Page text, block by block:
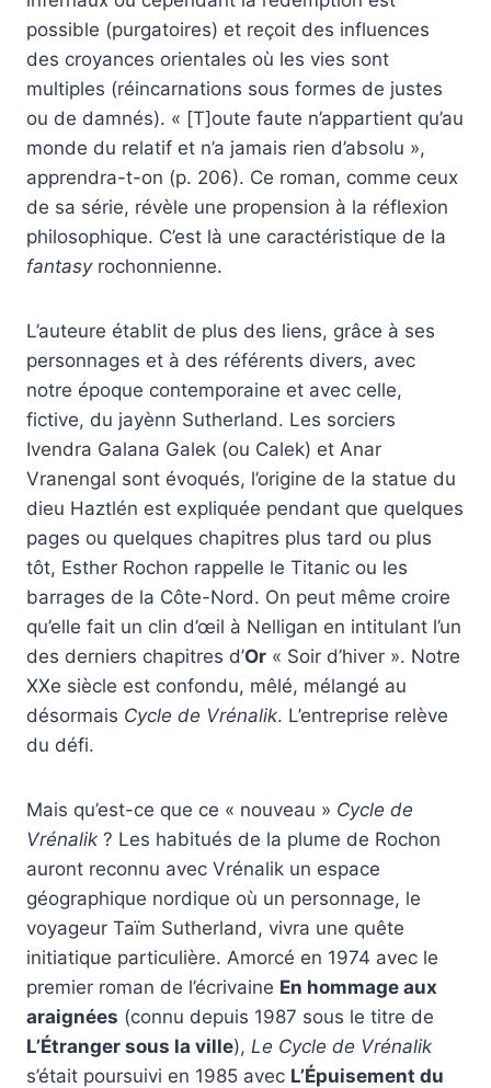
possible (purgatoires) et reçoit des influences
des croyances orientales où les vies sont
multiples (réincarnations sous formes de justes
ou de damnés). « [T]oute faute n’appartient qu’au
monde du relatif et n’a jamais rien d’absolu »,
apprendra-t-on (p. 206). Ce roman, comme ceux
de sa série, révèle une propension à la réflexion
philosophique. C’est là une caractéristique de la
fantasyrochonnienne.
L’auteure établit de plus des liens, grâce à ses
personnages et à des référents divers, avec
notre époque contemporaine et avec celle,
fictive, du jayènn Sutherland. Les sorciers
Ivendra Galana Galek (ou Calek) et Anar
Vranengal sont évoqués, l’origine de la statue du
dieu Haztlén est expliquée pendant que quelques
pages ou quelques chapitres plus tard ou plus
tôt, Esther Rochon rappelle le Titanic ou les
barrages de la Côte-Nord. On peut même croire
qu’elle fait un clin d’œil à Nelligan en intitulant l’un
des derniers chapitres d’Or « Soir d’hiver ». Notre
XXe siècle est confondu, mêlé, mélangé au
désormais Cycle de Vrénalik. L’entreprise relève
du défi.
Mais qu’est-ce que ce « nouveau » Cycle de
Vrénalik ? Les habitués de la plume de Rochon
auront reconnu avec Vrénalik un espace
géographique nordique où un personnage, le
voyageur Taïm Sutherland, vivra une quête
initiatique particulière. Amorcé en 1974 avec le
premier roman de l’écrivaine En hommage aux
araignées (connu depuis 1987 sous le titre de
L’Étranger sous la ville), Le Cycle de Vrénalik
s’était poursuivi en 1985 avec L’Épuisement du